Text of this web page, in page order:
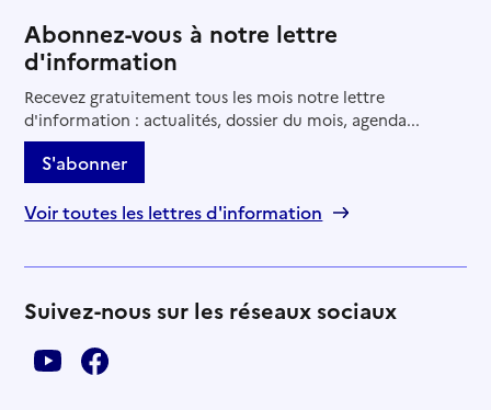
Abonnez-vous à notre lettre
d'information
Recevez gratuitement tous les mois notre lettre
d'information : actualités, dossier du mois, agenda...
S'abonner
Voir toutes les lettres d'information
Suivez-nous sur les réseaux sociaux